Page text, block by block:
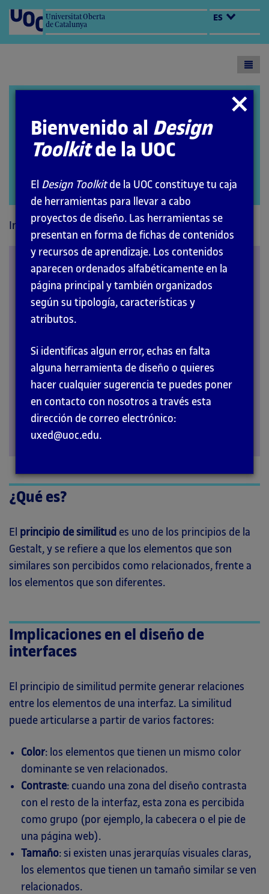
Universitat Oberta
de Catalunya
ES
Abrir
Inicio Principios Perceptivos
Similitud
PRINCIPIOS
¿Qué es?
El principio de similitud es uno de los principios de la
Gestalt, y se refiere a que los elementos que son
similares son percibidos como relacionados, frente a
los elementos que son diferentes.
Implicaciones en el diseño de
interfaces
El principio de similitud permite generar relaciones
entre los elementos de una interfaz. La similitud
puede articularse a partir de varios factores:
Color: los elementos que tienen un mismo color
dominante se ven relacionados.
Contraste: cuando una zona del diseño contrasta
con el resto de la interfaz, esta zona es percibida
como grupo (por ejemplo, la cabecera o el pie de
una página web).
Tamaño: si existen unas jerarquías visuales claras,
los elementos que tienen un tamaño similar se ven
relacionados.
Cerrar
modal
Bienvenido al Design
Toolkitde la UOC
El Design Toolkitde la UOC constituye tu caja
de herramientas para llevar a cabo
proyectos de diseño. Las herramientas se
presentan en forma de fichas de contenidos
y recursos de aprendizaje. Los contenidos
aparecen ordenados alfabéticamente en la
página principal y también organizados
según su tipología, características y
atributos.
Si identificas algun error, echas en falta
alguna herramienta de diseño o quieres
hacer cualquier sugerencia te puedes poner
en contacto con nosotros a través esta
dirección de correo electrónico:
uxed@uoc.edu.